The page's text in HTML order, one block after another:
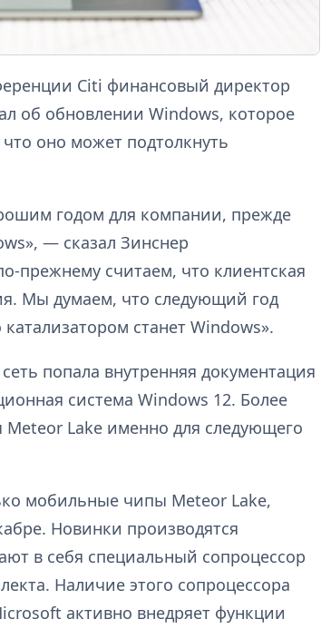
Citi финансовый директор
об обновлении Windows, которое
оно может подтолкнуть
годом для компании, прежде
— сказал Зинснер
прежнему считаем, что клиентская
Мы думаем, что следующий год
станет Windows».
попала внутренняя документация
система Windows 12. Более
Lake именно для следующего
мобильные чипы Meteor Lake,
Новинки производятся
в себя специальный сопроцессор
Наличие этого сопроцессора
активно внедряет функции